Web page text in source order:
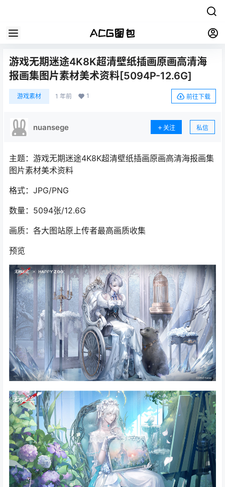
游戏无期迷途4K8K超清壁纸插画原画高清海
报画集图片素材美术资料[5094P-12.6G]
游戏素材 1 年前 1 前往下载
nuansege 关注 私信
主题：游戏无期迷途4K8K超清壁纸插画原画高清海报画集
图片素材美术资料
格式：JPG/PNG
数量：5094张/12.6G
画质：各大图站原上传者最高画质收集
预览